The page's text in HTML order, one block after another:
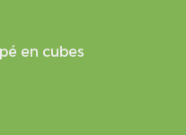
en cubes